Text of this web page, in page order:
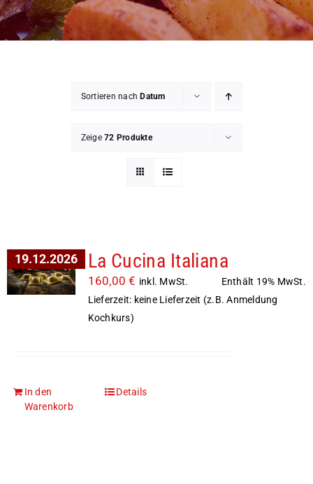
Mein Konto
Sortieren nach Datum
Zeige72 Produkte
19.12.2026 La Cucina Italiana
160,00€ inkl. MwSt.
Enthält 19% MwSt.
Lieferzeit: keine Lieferzeit (z.B. Anmeldung
Kochkurs)
In den
Warenkorb
Details